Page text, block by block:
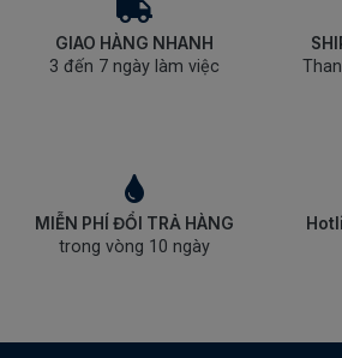
GIAO HÀNG NHANH
3 đến 7 ngày làm việc
MIỄN PHÍ ĐỔI TRẢ HÀNG
trong vòng 10 ngày